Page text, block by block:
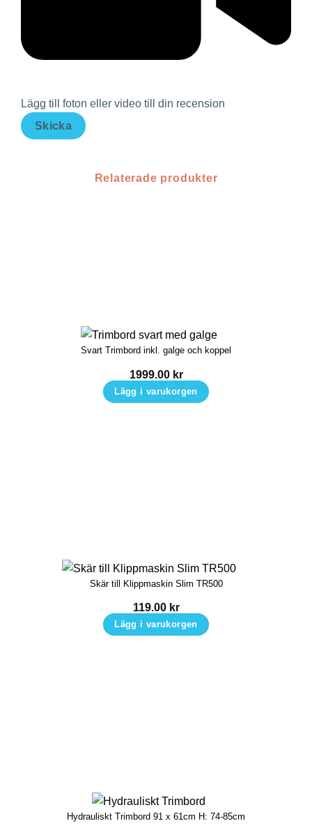
Lägg till foton eller video till din recension
Skicka
Relaterade produkter
Svart Trimbord inkl. galge och koppel
1999.00 kr
Lägg i varukorgen
Skär till Klippmaskin Slim TR500
119.00 kr
Lägg i varukorgen
Hydrauliskt Trimbord 91 x 61cm H: 74-85cm